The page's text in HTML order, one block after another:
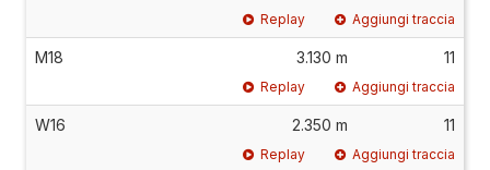
Replay Aggiungi traccia
M18 3.130 m 11
Replay Aggiungi traccia
W16 2.350 m 11
Replay Aggiungi traccia